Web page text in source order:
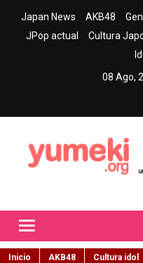
Japan News AKB48
JPop actual
Cultura
08 Ago,
Inicio AKB48 Cultura idol